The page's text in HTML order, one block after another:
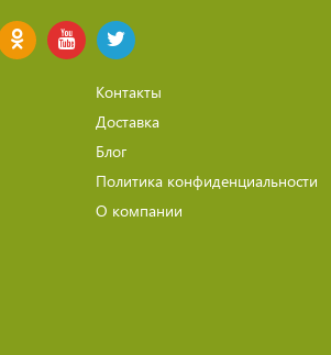
Контакты
Доставка
Блог
Политика конфиденциальности
О компании